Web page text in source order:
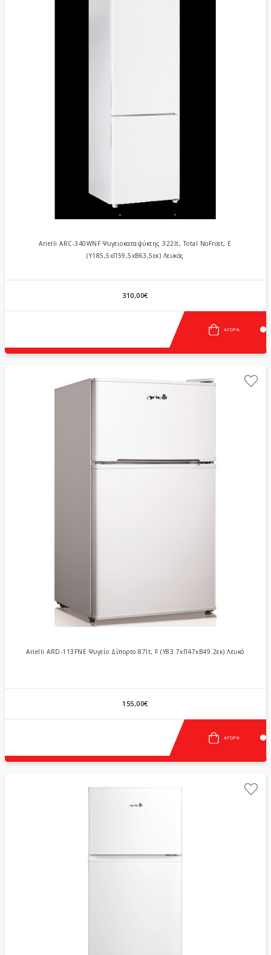
Arielli ARC-340WNF Ψυγειοκαταψύκτης 322lt, Total NoFrost, E
(Υ185,5xΠ59,5xΒ63,5εκ) Λευκός
310,00€
ΑΓΟΡΆ
Arielli ARD-113FNE Ψυγείο Δίπορτο 87lt, F (Υ83.7xΠ47xΒ49.2εκ) Λευκό
155,00€
ΑΓΟΡΆ